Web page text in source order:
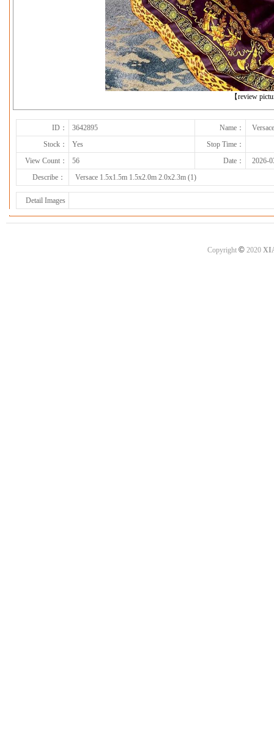
【review
下一张
ID： 3642895 Name：
Stock：
Yes
Stop Time：
View Count：
56 Date：
2026-
Describe：
Versace 1.5x1.5m 1.5x2.0m 2.0x2.3m (1)
Detail Images
Copyright ©2020